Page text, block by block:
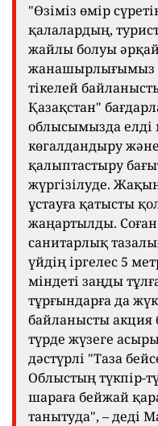
"Өзіміз өмір
қалалардың,
жайлы болуы
жанашырлығымыз
тікелей
Қазақстан"
облысымызда елді
көгалдандыру
қалыптастыру
жүргізілуде.
ұстауға қатысты
жаңартылды.
санитарлық
үйдің іргелес 5
міндеті заңды
тұрғындарға да
байланысты акция
түрде жүзеге
дәстүрлі "Таза
Облыстың түкпір-
шараға бейжай
танытуда", – деді